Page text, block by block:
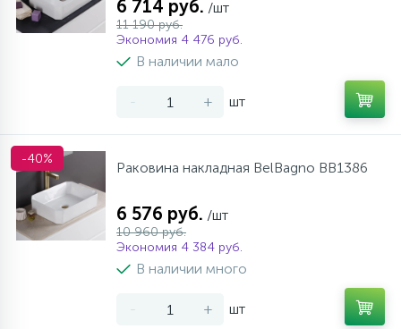
6 714 руб. /шт
11 190 руб.
Экономия 4 476 руб.
В наличии мало
- + шт
-40%
Раковина накладная BelBagno BB1386
6 576 руб. /шт
10 960 руб.
Экономия 4 384 руб.
В наличии много
- + шт